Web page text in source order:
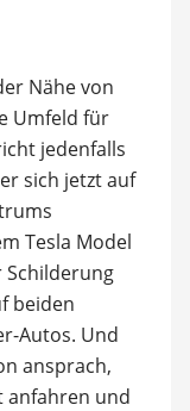
Nähe von
Umfeld für
jedenfalls
sich jetzt auf
Tesla Model
Schilderung
beiden
Autos. Und
ansprach,
anfahren und